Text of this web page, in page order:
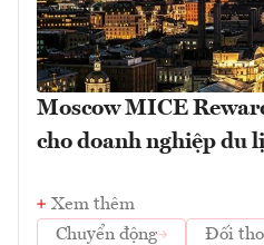
Moscow MICE
cho doanh nghiệp du
Xem thêm
Chuyển động
Đối